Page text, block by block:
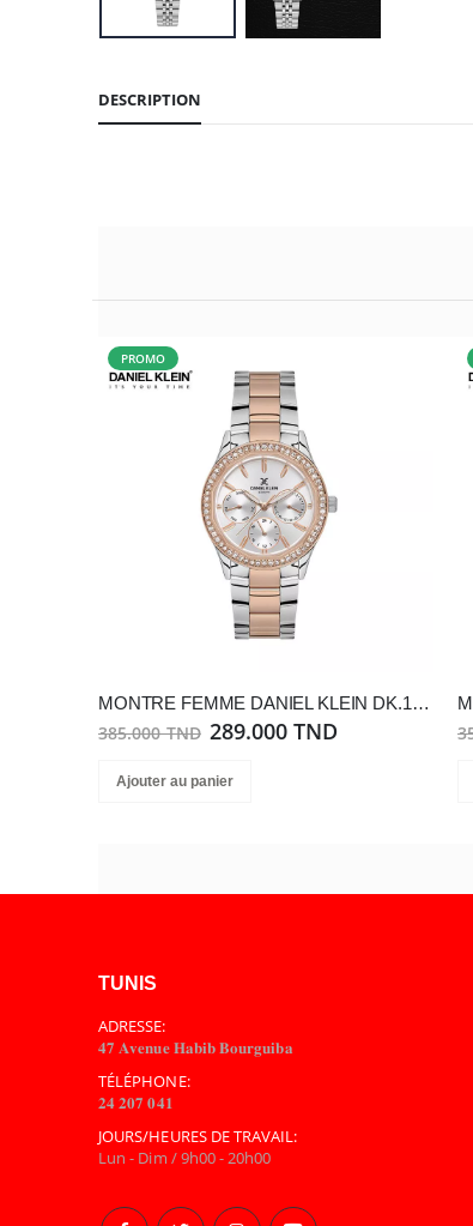
DESCRIPTION
PROMO
MONTRE FEMME DANIEL KLEIN DK.1.13879-6
385.000 TND 289.000 TND
Ajouter au panier
TUNIS
ADRESSE:
𝟒𝟕 𝐀𝐯𝐞𝐧𝐮𝐞 𝐇𝐚𝐛𝐢𝐛 𝐁𝐨𝐮𝐫𝐠𝐮𝐢𝐛𝐚
TÉLÉPHONE:
𝟐𝟒 𝟐𝟎𝟕 𝟎𝟒𝟏
JOURS/HEURES DE TRAVAIL:
Lun - Dim / 9h00 - 20h00